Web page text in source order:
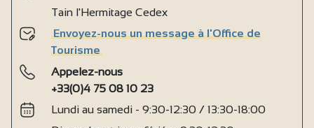
Tain l'Hermitage Cedex
Envoyez-nous un message à l'Office de
Tourisme
Appelez-nous
+33(0)4 75 08 10 23
Lundi au samedi - 9:30-12:30 / 13:30-18:00